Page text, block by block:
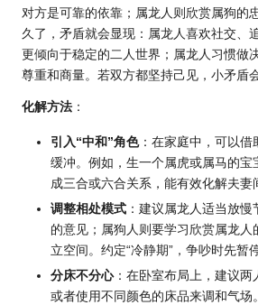
对方是可靠的依靠；属龙人则欣赏属狗的
久了，矛盾就会显现：属龙人喜欢社交、
更倾向于稳定的二人世界；属龙人习惯做
尊重和商量。若双方都坚持己见，小矛盾
化解方法 ：
引入“中和”角色：在家庭中，可以借
缓冲。例如，生一个属虎或属马的宝
成三合或六合关系，能有效化解夫妻
调整相处模式 ：建议属龙人适当放
的意见；属狗人则要学习欣赏属龙人
立空间。约定“冷静期”，争吵时先暂
分床不分心：在卧室布局上，建议两
或者使用不同颜色的床品来调和气场